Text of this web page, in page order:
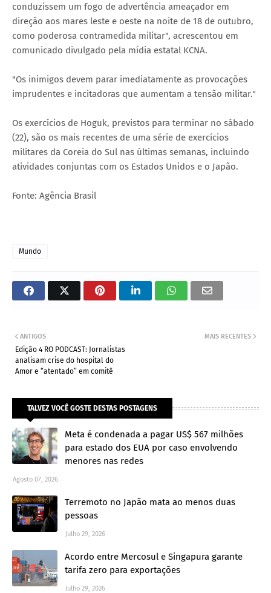
conduzissem um fogo de advertência ameaçador em
direção aos mares leste e oeste na noite de 18 de outubro,
como poderosa contramedida militar", acrescentou em
comunicado divulgado pela mídia estatal KCNA.
"Os inimigos devem parar imediatamente as provocações
imprudentes e incitadoras que aumentam a tensão militar."
Os exercícios de Hoguk, previstos para terminar no sábado
(22), são os mais recentes de uma série de exercícios
militares da Coreia do Sul nas últimas semanas, incluindo
atividades conjuntas com os Estados Unidos e o Japão.
Fonte: Agência Brasil
Mundo
MAIS RECENTES
ANTIGOS
Edição 4 RO PODCAST: Jornalistas
analisam crise do hospital do
Amor e “atentado” em comitê
TALVEZ VOCÊ GOSTE DESTAS POSTAGENS
Meta é condenada a pagar US$ 567 milhões
para estado dos EUA por caso envolvendo
menores nas redes
Agosto 07, 2026
Terremoto no Japão mata ao menos duas
pessoas
Julho 29, 2026
Acordo entre Mercosul e Singapura garante
tarifa zero para exportações
Julho 29, 2026